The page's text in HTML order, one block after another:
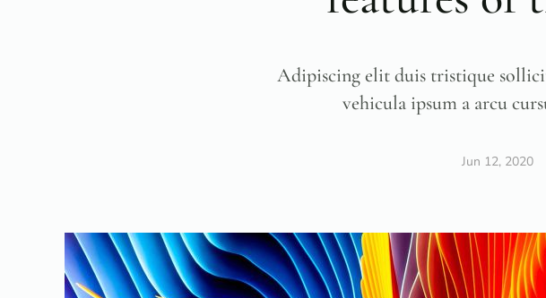
Adipiscing elit duis tristique
vehicula ipsum a arcu
Jun 12, 2020|